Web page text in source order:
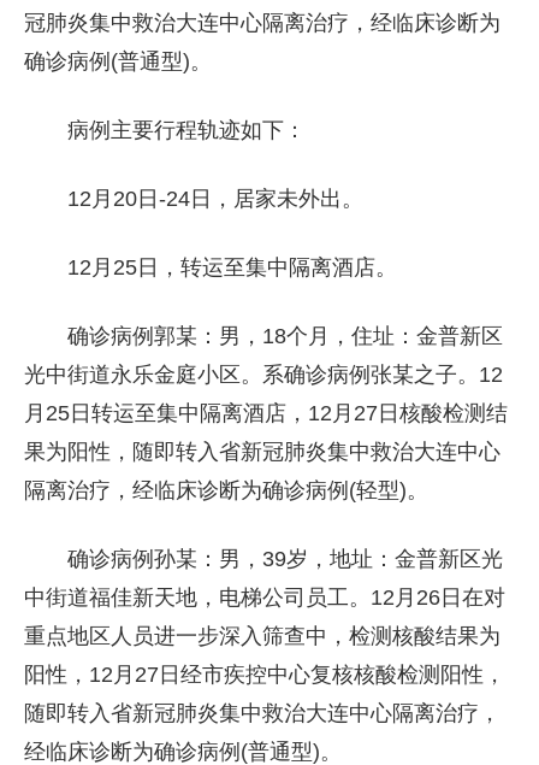
冠肺炎集中救治大连中心隔离治疗，经临床诊断为
确诊病例(普通型)。
病例主要行程轨迹如下：
12月20日-24日，居家未外出。
12月25日，转运至集中隔离酒店。
确诊病例郭某：男，18个月，住址：金普新区
光中街道永乐金庭小区。系确诊病例张某之子。12
月25日转运至集中隔离酒店，12月27日核酸检测结
果为阳性，随即转入省新冠肺炎集中救治大连中心
隔离治疗，经临床诊断为确诊病例(轻型)。
确诊病例孙某：男，39岁，地址：金普新区光
中街道福佳新天地，电梯公司员工。12月26日在对
重点地区人员进一步深入筛查中，检测核酸结果为
阳性，12月27日经市疾控中心复核核酸检测阳性，
随即转入省新冠肺炎集中救治大连中心隔离治疗，
经临床诊断为确诊病例(普通型)。